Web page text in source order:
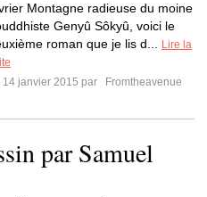
Montagne radieuse du moine
Genyû Sôkyû, voici le
roman que je lis d...
Lire la
14 janvier 2015 par
Fromtheavenue
par Samuel